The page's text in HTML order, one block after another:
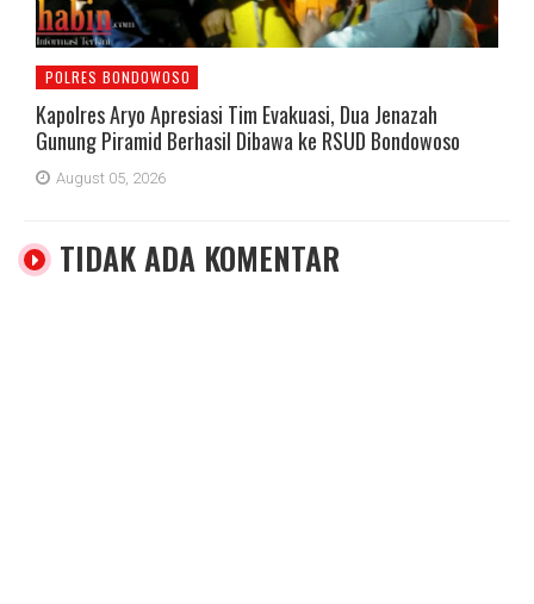
POLRES BONDOWOSO
Kapolres Aryo Apresiasi Tim Evakuasi, Dua Jenazah
Gunung Piramid Berhasil Dibawa ke RSUD Bondowoso
August 05, 2026
TIDAK ADA KOMENTAR